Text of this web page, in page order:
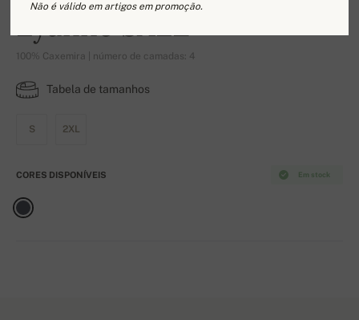
Lyanne SALE
100% Caxemira | número de camadas: 4
Tabela de tamanhos
S 2XL
Em stock
CORES DISPONÍVEIS
Não é válido em artigos em promoção.